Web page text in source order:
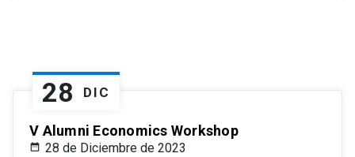
28 DIC
V Alumni Economics Workshop
28 de Diciembre de 2023